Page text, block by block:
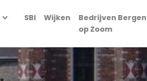
SBI Wijken
Bedrijven Bergen
op Zoom